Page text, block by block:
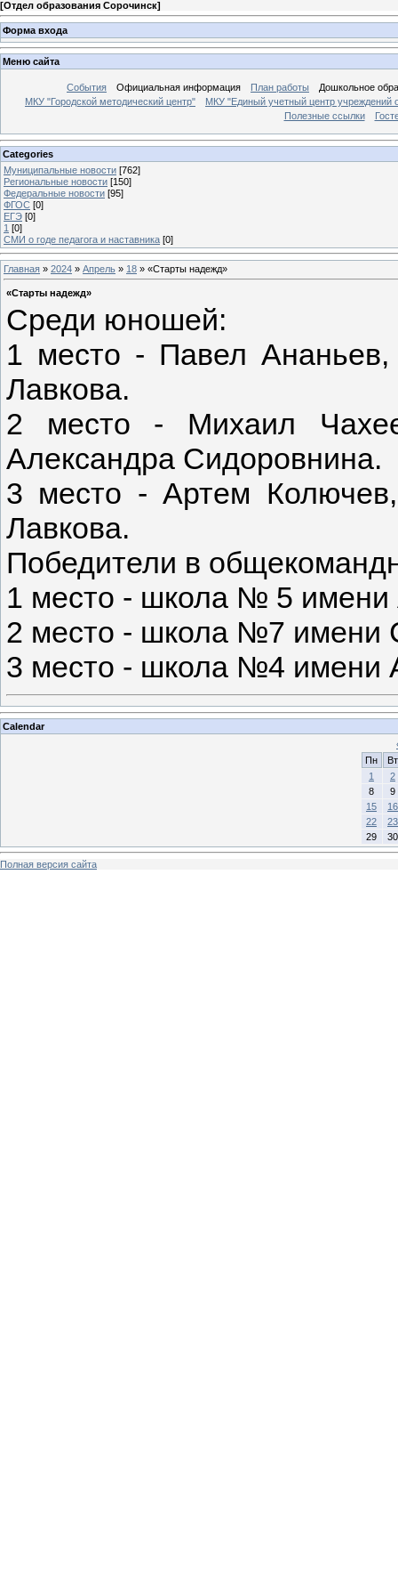
[Отдел образования Сорочинск]
Форма входа
Меню сайта
События Официальная информация План работы
Дошкольное
МКУ "Городской методический центр"
МКУ "Единый учетный центр учреждений
Полезные ссылки
Categories
Муниципальные новости [762]
Региональные новости [150]
Федеральные новости [95]
ФГОС [0]
ЕГЭ [0]
1 [0]
СМИ о годе педагога и наставника [0]
Главная » 2024 » Апрель » 18 » «Старты надежд»
«Старты надежд»
Среди юношей:
1 место - Павел
Лавкова.
2 место - Михаил
Александра Сидоровнина.
3 место - Артем
Лавкова.
Победители в
1 место - школа № 5 имени
2 место - школа №7 имени
3 место - школа №4 имени
Calendar
Пн
Вт
1
2
8
9
15
16
22
23
29
30
Полная версия сайта